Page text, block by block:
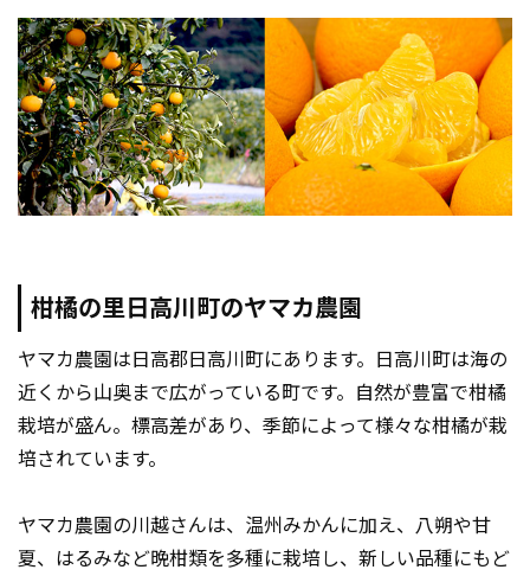
柑橘の里日高川町のヤマカ農園
ヤマカ農園は日高郡日高川町にあります。日高川町は海の
近くから山奥まで広がっている町です。自然が豊富で柑橘
栽培が盛ん。標高差があり、季節によって様々な柑橘が栽
培されています。
ヤマカ農園の川越さんは、温州みかんに加え、八朔や甘
夏、はるみなど晩柑類を多種に栽培し、新しい品種にもど